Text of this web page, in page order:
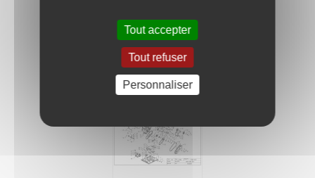
Ajouter
au
panier
Détails
Tout accepter
Tout refuser
Personnaliser